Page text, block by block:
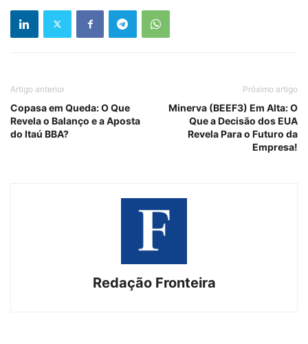
Artigo anterior
Copasa em Queda: O Que
Revela o Balanço e a Aposta
do Itaú BBA?
Próximo artigo
Minerva (BEEF3) Em Alta: O
Que a Decisão dos EUA
Revela Para o Futuro da
Empresa!
Redação Fronteira